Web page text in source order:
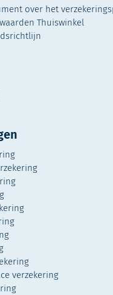
over het
Thuiswinkel
verzekering